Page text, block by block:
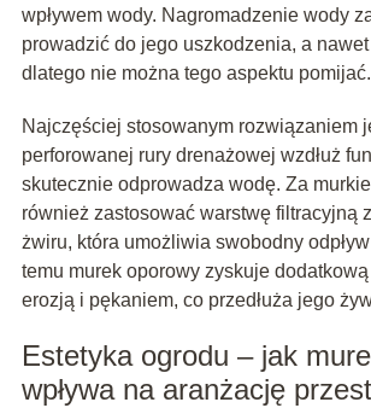
wpływem wody. Nagromadzenie wody
prowadzić do jego uszkodzenia, a
dlatego nie można tego aspektu pomijać.
Najczęściej stosowanym rozwiązaniem
perforowanej rury drenażowej wzdłuż
skutecznie odprowadza wodę. Za
również zastosować warstwę filtracyjną
żwiru, która umożliwia swobodny
temu murek oporowy zyskuje
erozją i pękaniem, co przedłuża jego
Estetyka ogrodu – jak
wpływa na aranżację